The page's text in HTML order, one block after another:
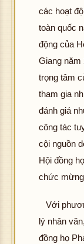
các hoạt
toàn quốc
động của
Giang năm
trọng tâm
tham gia
đánh giá
công tác
cội nguồn
Hội đồng
chức mừng
Với
lý nhân
đồng họ